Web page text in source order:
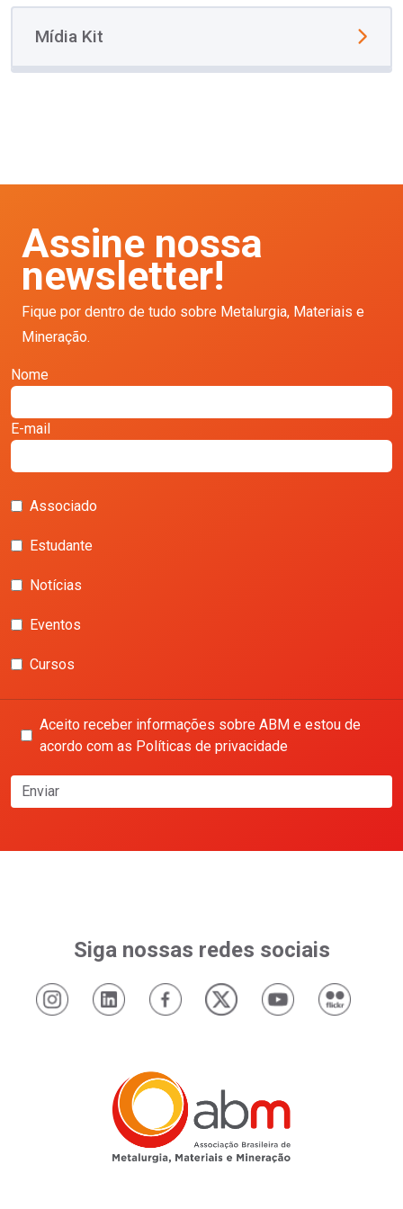
Mídia Kit
Assine nossa
newsletter!
Fique por dentro de tudo sobre Metalurgia, Materiais e
Mineração.
Nome
E-mail
Associado
Estudante
Notícias
Eventos
Cursos
Aceito receber informações sobre ABM e estou de
acordo com as Políticas de privacidade
Enviar
Siga nossas redes sociais